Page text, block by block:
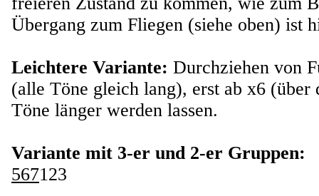
Übergang zum Fliegen (siehe oben) ist
Leichtere Variante: Durchziehen von
(alle Töne gleich lang), erst ab x6 (über
Töne länger werden lassen.
Variante mit 3-er und 2-er Gruppen:
567123